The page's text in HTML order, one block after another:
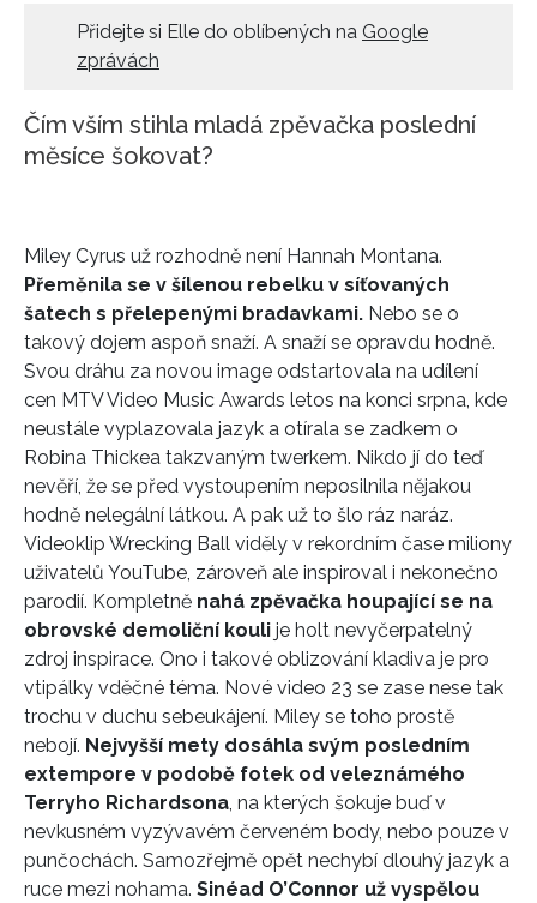
Přidejte si Elle do oblíbených na Google
zprávách
Čím vším stihla mladá zpěvačka poslední
měsíce šokovat?
Miley Cyrus už rozhodně není Hannah Montana.
Přeměnila se v šílenou rebelku v síťovaných
šatech s přelepenými bradavkami. Nebo se o
takový dojem aspoň snaží. A snaží se opravdu hodně.
Svou dráhu za novou image odstartovala na udílení
cen MTV Video Music Awards letos na konci srpna, kde
neustále vyplazovala jazyk a otírala se zadkem o
Robina Thickea takzvaným twerkem. Nikdo jí do teď
nevěří, že se před vystoupením neposilnila nějakou
hodně nelegální látkou. A pak už to šlo ráz naráz.
Videoklip Wrecking Ball viděly v rekordním čase miliony
uživatelů YouTube, zároveň ale inspiroval i nekonečno
parodií. Kompletně nahá zpěvačka houpající se na
obrovské demoliční kouli je holt nevyčerpatelný
zdroj inspirace. Ono i takové oblizování kladiva je pro
vtipálky vděčné téma. Nové video 23 se zase nese tak
trochu v duchu sebeukájení. Miley se toho prostě
nebojí. Nejvyšší mety dosáhla svým posledním
extempore v podobě fotek od veleznámého
Terryho Richardsona, na kterých šokuje buď v
nevkusném vyzývavém červeném body, nebo pouze v
punčochách. Samozřejmě opět nechybí dlouhý jazyk a
ruce mezi nohama. Sinéad O’Connor už vyspělou